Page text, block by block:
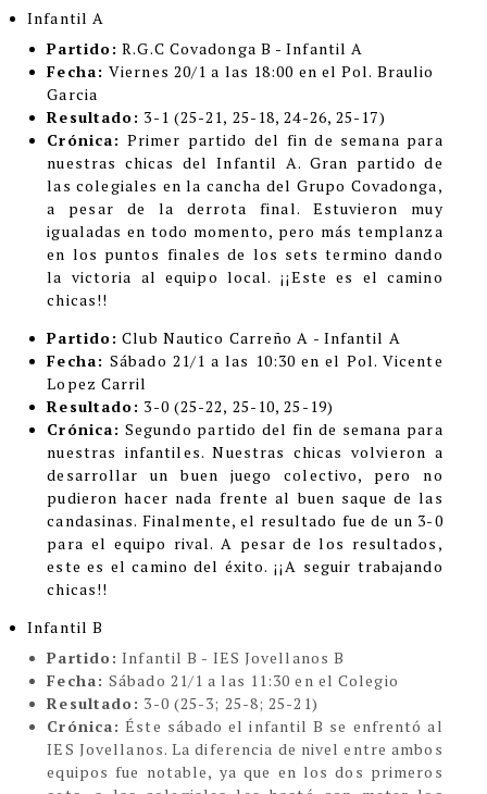
Infantil A
Partido: R.G.C Covadonga B - Infantil A
Fecha:Viernes 20/1 a las 18:00 en el Pol. Braulio
Garcia
Resultado: 3-1 (25-21, 25-18, 24-26, 25-17)
Crónica: Primer partido del fin de semana para
nuestras chicas del Infantil A. Gran partido de
las colegiales en la cancha del Grupo Covadonga,
a pesar de la derrota final. Estuvieron muy
igualadas en todo momento, pero más templanza
en los puntos finales de los sets termino dando
la victoria al equipo local. ¡¡Este es el camino
chicas!!
Partido: Club Nautico Carreño A - Infantil A
Fecha:Sábado 21/1 a las 10:30 en el Pol. Vicente
Lopez Carril
Resultado: 3-0 (25-22, 25-10, 25-19)
Crónica: Segundo partido del fin de semana para
nuestras infantiles. Nuestras chicas volvieron a
desarrollar un buen juego colectivo, pero no
pudieron hacer nada frente al buen saque de las
candasinas. Finalmente, el resultado fue de un 3-0
para el equipo rival. A pesar de los resultados,
este es el camino del éxito. ¡¡A seguir trabajando
chicas!!
Infantil B
Partido: Infantil B - IES Jovellanos B
Fecha:Sábado 21/1 a las 11:30 en el Colegio
Resultado: 3-0 (25-3; 25-8; 25-21)
Crónica: Éste sábado el infantil B se enfrentó al
IES Jovellanos. La diferencia de nivel entre ambos
equipos fue notable, ya que en los dos primeros